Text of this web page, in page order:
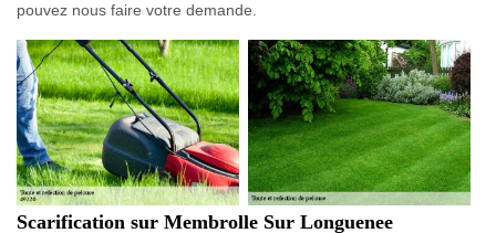
pouvez nous faire votre demande.
Scarification sur Membrolle Sur Longuenee